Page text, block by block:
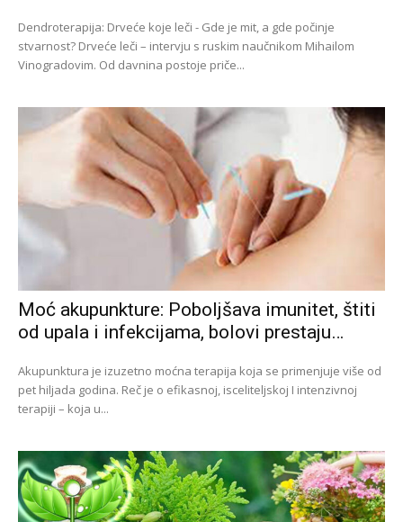
Dendroterapija: Drveće koje leči - Gde je mit, a gde počinje
stvarnost? Drveće leči – intervju s ruskim naučnikom Mihailom
Vinogradovim. Od davnina postoje priče...
Moć akupunkture: Poboljšava imunitet, štiti
od upala i infekcijama, bolovi prestaju…
Akupunktura je izuzetno moćna terapija koja se primenjuje više od
pet hiljada godina. Reč je o efikasnoj, isceliteljskoj I intenzivnoj
terapiji – koja u...